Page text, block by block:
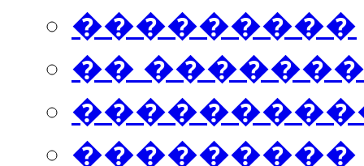
���������
��
���������